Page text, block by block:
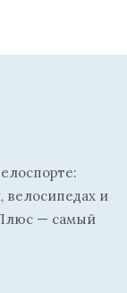
велосипедах и
— самый